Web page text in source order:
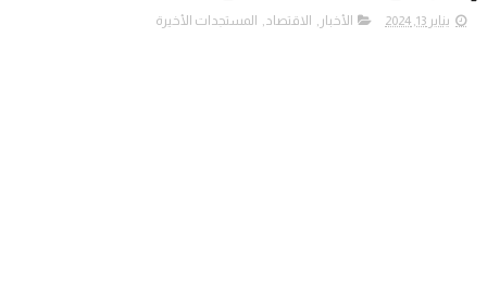
يناير 13, 2024 الأخبار , الاقتصاد, المستجدات الأخيرة